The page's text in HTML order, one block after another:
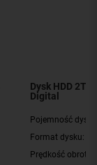
Dysk HDD 2TB
Digital
Pojemność
Format dysku:
Prędkość